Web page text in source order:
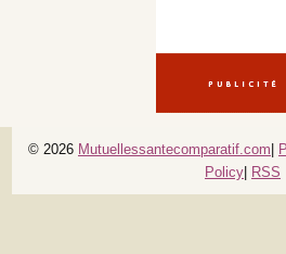
© 2026 Mutuellessantecomparatif.com
Policy RSS